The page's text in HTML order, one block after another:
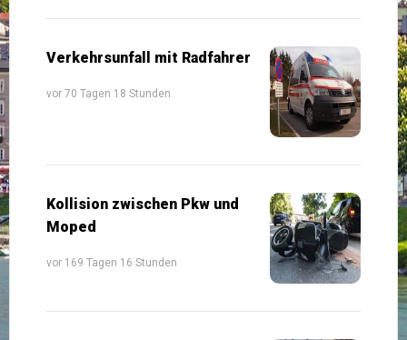
Verkehrsunfall mit Radfahrer
vor 70 Tagen 18 Stunden
Kollision zwischen Pkw und
Moped
vor 169 Tagen 16 Stunden